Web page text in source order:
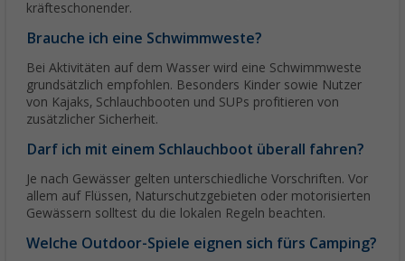
kräfteschonender.
Brauche ich eine Schwimmweste?
Bei Aktivitäten auf dem Wasser wird eine Schwimmweste
grundsätzlich empfohlen. Besonders Kinder sowie Nutzer
von Kajaks, Schlauchbooten und SUPs profitieren von
zusätzlicher Sicherheit.
Darf ich mit einem Schlauchboot überall fahren?
Je nach Gewässer gelten unterschiedliche Vorschriften. Vor
allem auf Flüssen, Naturschutzgebieten oder motorisierten
Gewässern solltest du die lokalen Regeln beachten.
Welche Outdoor-Spiele eignen sich fürs Camping?